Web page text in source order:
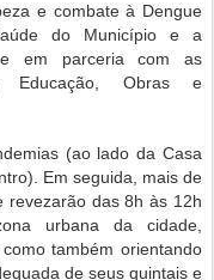
e combate à Dengue
do Município e a
em parceria com as
Educação, Obras e
(ao lado da Casa
Em seguida, mais de
revezarão das 8h às 12h
urbana da cidade,
também orientando
de seus quintais e